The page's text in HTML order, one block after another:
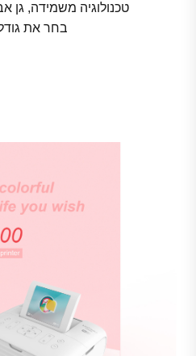
• טכנולוגיה משמידה, גן
• בחר את